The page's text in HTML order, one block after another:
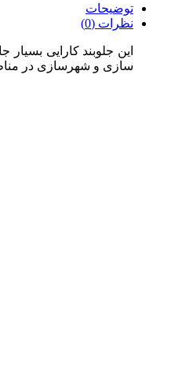
توضیحات
نظرات (0)
این جلوبند کارایی
سازی و شهرسازی در